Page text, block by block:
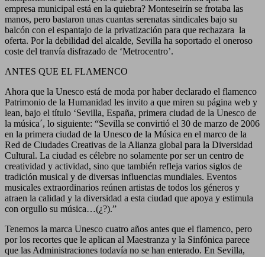
empresa municipal está en la quiebra? Monteseirín se frotaba las
manos, pero bastaron unas cuantas serenatas sindicales bajo su
balcón con el espantajo de la privatización para que rechazara la
oferta. Por la debilidad del alcalde, Sevilla ha soportado el oneroso
coste del tranvía disfrazado de ‘Metrocentro’.
ANTES QUE EL FLAMENCO
Ahora que la Unesco está de moda por haber declarado el flamenco
Patrimonio de la Humanidad les invito a que miren su página web y
lean, bajo el título ‘Sevilla, España, primera ciudad de la Unesco de
la música´, lo siguiente: “Sevilla se convirtió el 30 de marzo de 2006
en la primera ciudad de la Unesco de la Música en el marco de la
Red de Ciudades Creativas de la Alianza global para la Diversidad
Cultural. La ciudad es célebre no solamente por ser un centro de
creatividad y actividad, sino que también refleja varios siglos de
tradición musical y de diversas influencias mundiales. Eventos
musicales extraordinarios reúnen artistas de todos los géneros y
atraen la calidad y la diversidad a esta ciudad que apoya y estimula
con orgullo su música…(¿?).”
Tenemos la marca Unesco cuatro años antes que el flamenco, pero
por los recortes que le aplican al Maestranza y la Sinfónica parece
que las Administraciones todavía no se han enterado. En Sevilla,